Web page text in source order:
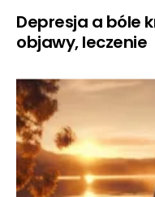
Depresja a bóle
objawy, leczenie